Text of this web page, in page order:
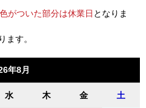
色がついた部分は休業日 となりま
ます。
年8月
水 木 金 土